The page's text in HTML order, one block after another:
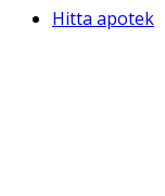
Hitta apotek